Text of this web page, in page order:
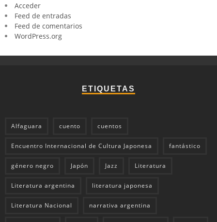
Acceder
Feed de entradas
Feed de comentarios
WordPress.org
ETIQUETAS
Alfaguara cuento cuentos
Encuentro Internacional de Cultura Japonesa fantástico
género negro Japón Jazz Literatura
Literatura argentina literatura japonesa
Literatura Nacional narrativa argentina